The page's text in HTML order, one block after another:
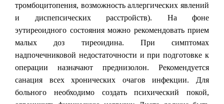
тромбоцитопения, возможность аллергических явлений
и диспепсических расстройств). На фоне
эутиреоидного состояния можно рекомендовать прием
малых доз тиреоидина. При симптомах
надпочечниковой недостаточности и при подготовке к
операции назначают преднизолон. Рекомендуется
санация всех хронических очагов инфекции. Для
больного необходимо создать психический покой,